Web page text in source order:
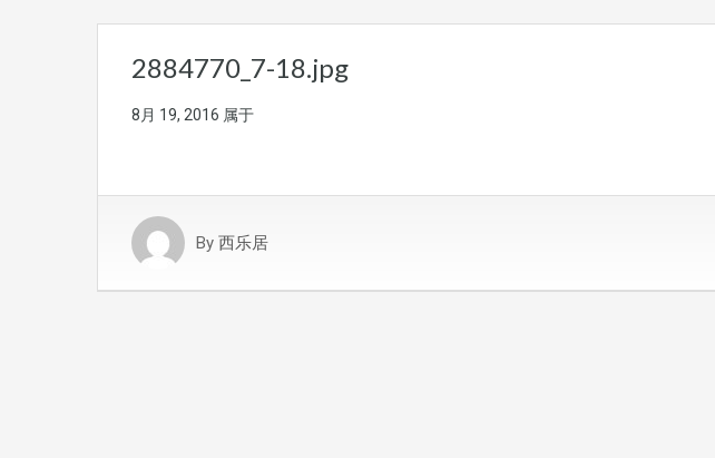
2884770_7-18.jpg
8月 19, 2016 属于
By 西乐居